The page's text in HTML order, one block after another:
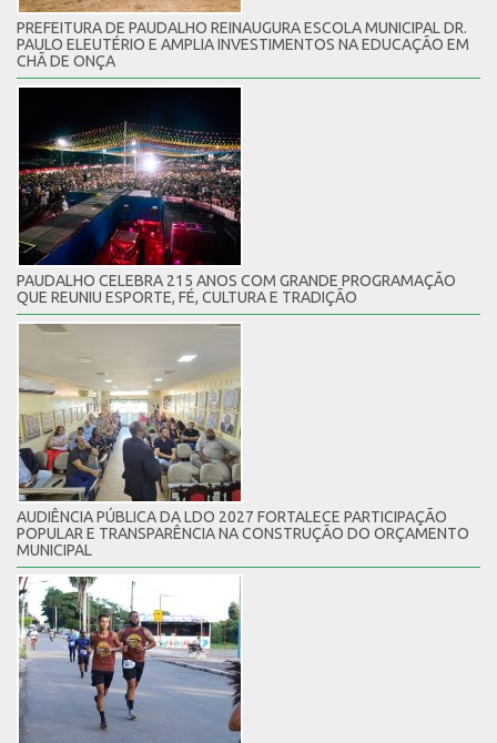
PREFEITURA DE PAUDALHO REINAUGURA ESCOLA MUNICIPAL DR.
PAULO ELEUTÉRIO E AMPLIA INVESTIMENTOS NA EDUCAÇÃO EM
CHÃ DE ONÇA
PAUDALHO CELEBRA 215 ANOS COM GRANDE PROGRAMAÇÃO
QUE REUNIU ESPORTE, FÉ, CULTURA E TRADIÇÃO
AUDIÊNCIA PÚBLICA DA LDO 2027 FORTALECE PARTICIPAÇÃO
POPULAR E TRANSPARÊNCIA NA CONSTRUÇÃO DO ORÇAMENTO
MUNICIPAL